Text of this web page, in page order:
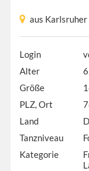
aus Karlsruher
Login
Alter
Größe
PLZ, Ort
Land
Tanzniveau
Kategorie